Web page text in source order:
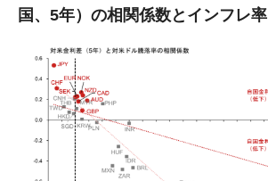
国、5年）の相関係数とインフレ率